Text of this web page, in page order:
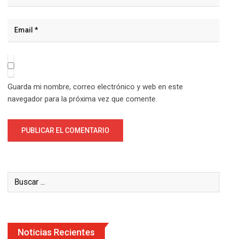
Guarda mi nombre, correo electrónico y web en este
navegador para la próxima vez que comente.
Noticias Recientes